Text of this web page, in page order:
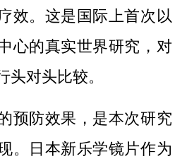
效。这是国际上首次以
心的真实世界研究，对
头对头比较。
预防效果，是本次研究
。日本新乐学镜片作为